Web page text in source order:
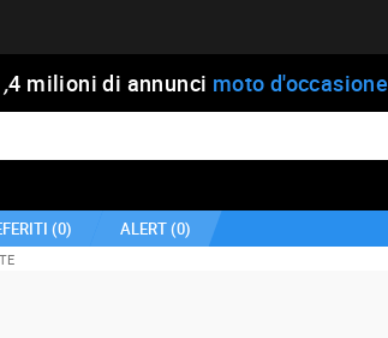
,4 milioni di annunci moto d'occasione
(0) ALERT (0)